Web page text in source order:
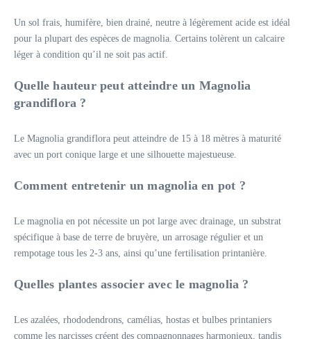
Un sol frais, humifère, bien drainé, neutre à légèrement acide est idéal
pour la plupart des espèces de magnolia. Certains tolèrent un calcaire
léger à condition qu’il ne soit pas actif.
Quelle hauteur peut atteindre un Magnolia
grandiflora ?
Le Magnolia grandiflora peut atteindre de 15 à 18 mètres à maturité
avec un port conique large et une silhouette majestueuse.
Comment entretenir un magnolia en pot ?
Le magnolia en pot nécessite un pot large avec drainage, un substrat
spécifique à base de terre de bruyère, un arrosage régulier et un
rempotage tous les 2-3 ans, ainsi qu’une fertilisation printanière.
Quelles plantes associer avec le magnolia ?
Les azalées, rhododendrons, camélias, hostas et bulbes printaniers
comme les narcisses créent des compagnonnages harmonieux, tandis